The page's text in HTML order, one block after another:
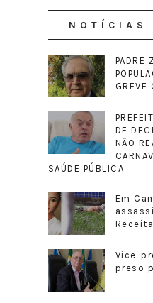
NOTÍCIAS
PADRE
GREVE
DE
NÃO
SAÚDE PÚBLICA
Em
Vice-
preso